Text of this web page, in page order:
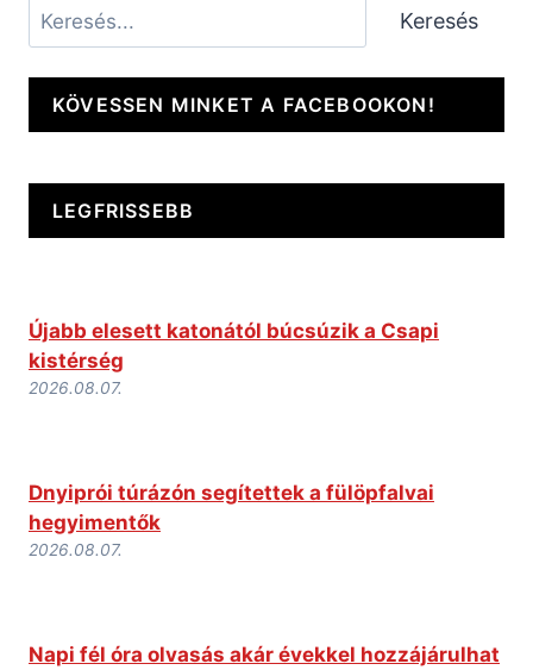
Keresés Keresés
KÖVESSEN MINKET A FACEBOOKON!
LEGFRISSEBB
Újabb elesett katonától búcsúzik a Csapi
kistérség
2026.08.07.
Dnyiprói túrázón segítettek a fülöpfalvai
hegyimentők
2026.08.07.
Napi fél óra olvasás akár évekkel hozzájárulhat